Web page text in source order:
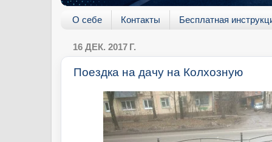
О себе Контакты Бесплатная
16 ДЕК. 2017 Г.
Поездка на дачу на Колхозную